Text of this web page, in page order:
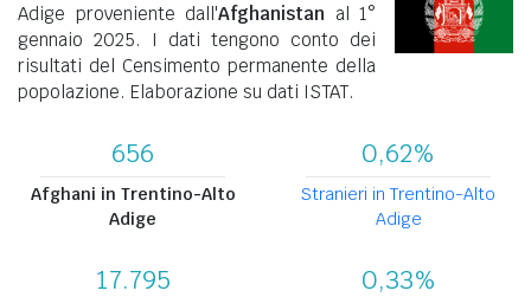
Adige proveniente dall'Afghanistan al 1°
gennaio 2025. I dati tengono conto dei
risultati del Censimento permanente della
popolazione. Elaborazione su dati ISTAT.
656
Afghani in Trentino-Alto
Adige
0,62%
Stranieri in Trentino-Alto
Adige
17.795 0,33%